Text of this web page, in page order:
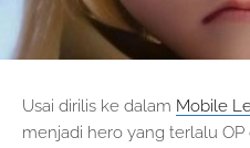
Usai dirilis ke dalam Mobile
menjadi hero yang terlalu